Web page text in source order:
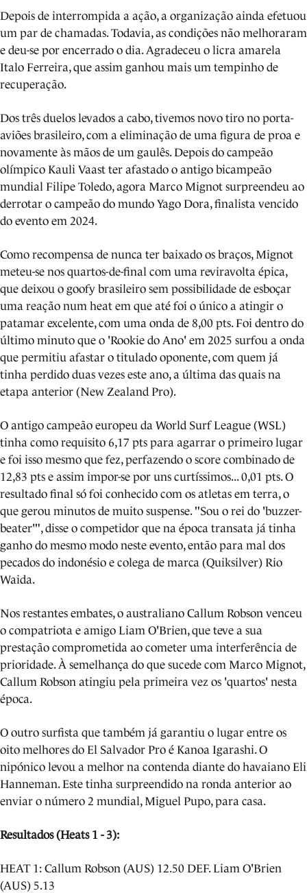
Depois de interrompida a ação, a organização ainda efetuou
um par de chamadas. Todavia, as condições não melhoraram
e deu-se por encerrado o dia. Agradeceu o licra amarela
Italo Ferreira, que assim ganhou mais um tempinho de
recuperação.
Dos três duelos levados a cabo, tivemos novo tiro no porta-
aviões brasileiro, com a eliminação de uma figura de proa e
novamente às mãos de um gaulês. Depois do campeão
olímpico Kauli Vaast ter afastado o antigo bicampeão
mundial Filipe Toledo, agora Marco Mignot surpreendeu ao
derrotar o campeão do mundo Yago Dora, finalista vencido
do evento em 2024.
Como recompensa de nunca ter baixado os braços, Mignot
meteu-se nos quartos-de-final com uma reviravolta épica,
que deixou o goofy brasileiro sem possibilidade de esboçar
uma reação num heat em que até foi o único a atingir o
patamar excelente, com uma onda de 8,00 pts. Foi dentro do
último minuto que o 'Rookie do Ano' em 2025 surfou a onda
que permitiu afastar o titulado oponente, com quem já
tinha perdido duas vezes este ano, a última das quais na
etapa anterior (New Zealand Pro).
O antigo campeão europeu da World Surf League (WSL)
tinha como requisito 6,17 pts para agarrar o primeiro lugar
e foi isso mesmo que fez, perfazendo o score combinado de
12,83 pts e assim impor-se por uns curtíssimos... 0,01 pts. O
resultado final só foi conhecido com os atletas em terra, o
que gerou minutos de muito suspense. "Sou o rei do 'buzzer-
beater'", disse o competidor que na época transata já tinha
ganho do mesmo modo neste evento, então para mal dos
pecados do indonésio e colega de marca (Quiksilver) Rio
Waida.
Nos restantes embates, o australiano Callum Robson venceu
o compatriota e amigo Liam O'Brien, que teve a sua
prestação comprometida ao cometer uma interferência de
prioridade. À semelhança do que sucede com Marco Mignot,
Callum Robson atingiu pela primeira vez os 'quartos' nesta
época.
O outro surfista que também já garantiu o lugar entre os
oito melhores do El Salvador Pro é Kanoa Igarashi. O
nipónico levou a melhor na contenda diante do havaiano Eli
Hanneman. Este tinha surpreendido na ronda anterior ao
enviar o número 2 mundial, Miguel Pupo, para casa.
Resultados (Heats 1 - 3):
HEAT 1: Callum Robson (AUS) 12.50 DEF. Liam O'Brien
(AUS) 5.13